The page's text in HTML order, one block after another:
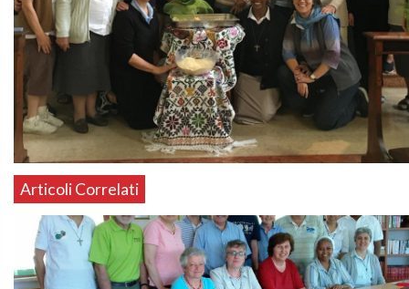
Articoli Correlati